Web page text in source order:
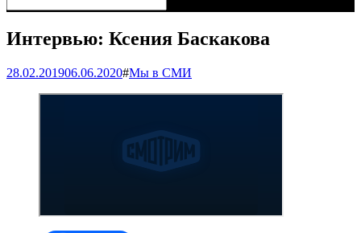
Интервью: Ксения Баскакова
28.02.201906.06.2020#Мы в СМИ